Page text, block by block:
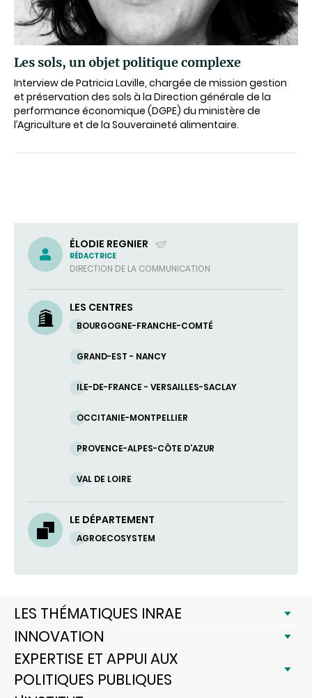
Les sols, un objet politique complexe
Interview de Patricia Laville, chargée de mission gestion
et préservation des sols à la Direction générale de la
performance économique (DGPE) du ministère de
l’Agriculture et de la Souveraineté alimentaire.
ÉLODIE REGNIER
(ENVOYER
UN
COURRIEL)
RÉDACTRICE
DIRECTION DE LA COMMUNICATION
LES CENTRES
BOURGOGNE-FRANCHE-COMTÉ
GRAND-EST - NANCY
ILE-DE-FRANCE - VERSAILLES-SACLAY
OCCITANIE-MONTPELLIER
PROVENCE-ALPES-CÔTE D’AZUR
VAL DE LOIRE
LE DÉPARTEMENT
AGROECOSYSTEM
LES THÉMATIQUES INRAE
INNOVATION
EXPERTISE ET APPUI AUX
POLITIQUES PUBLIQUES